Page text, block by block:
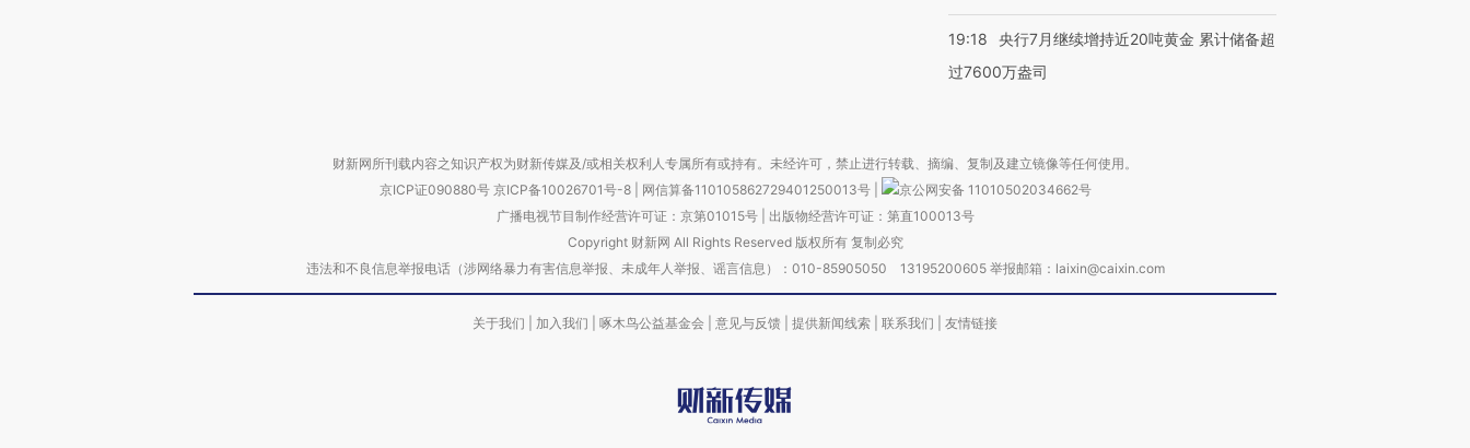
19:18
央行7月继续增持近20吨黄金 累计储备超
过7600万盎司
财新网所刊载内容之知识产权为财新传媒及/或相关权利人专属所有或持有。未经许可，禁止进行转载、摘编、复制及建立镜像等任何使用。
京ICP证090880号 京ICP备10026701号-8 网信算备110105862729401250013号
京公网安备 11010502034662号
广播电视节目制作经营许可证：京第01015号| 出版物经营许可证：第直100013号
Copyright 财新网 All Rights Reserved 版权所有 复制必究
违法和不良信息举报电话（涉网络暴力有害信息举报、未成年人举报、谣言信息）：010-85905050 13195200605 举报邮箱：laixin@caixin.com
关于我们 加入我们 啄木鸟公益基金会 意见与反馈 提供新闻线索 联系我们 友情链接